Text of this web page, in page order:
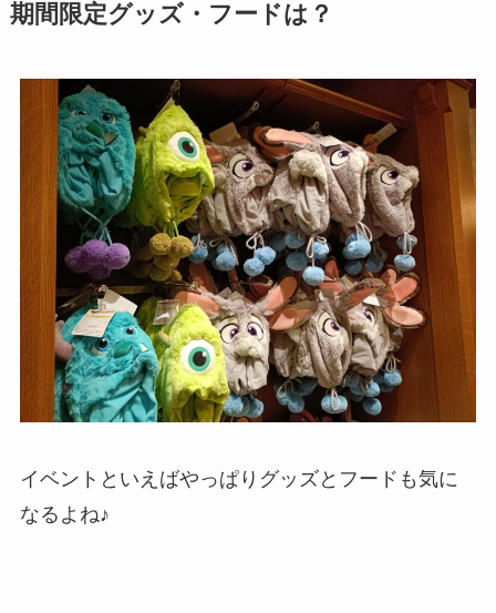
期間限定グッズ・フードは？
イベントといえばやっぱりグッズとフードも気に
なるよね♪